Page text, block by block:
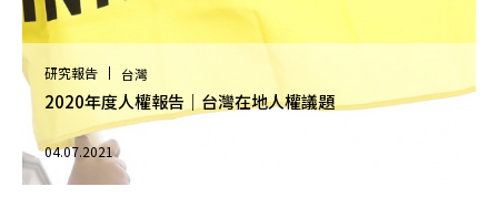
研究報告 台灣
2020年度人權報告｜台灣在地人權議題
04.07.2021